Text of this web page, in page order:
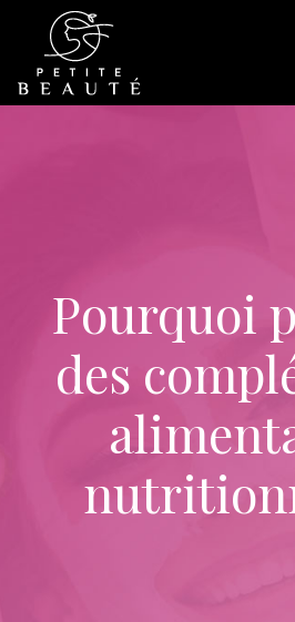
Pourquoi
des